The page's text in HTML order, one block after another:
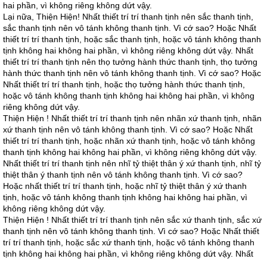
hai phần, vì không riêng không dứt vậy.
Lại nữa, Thiện Hiện! Nhất thiết trí trí thanh tịnh nên sắc thanh tịnh,
sắc thanh tịnh nên vô tánh không thanh tịnh. Vì cớ sao? Hoặc Nhất
thiết trí trí thanh tịnh, hoặc sắc thanh tịnh, hoặc vô tánh không thanh
tịnh không hai không hai phần, vì không riêng không dứt vậy. Nhất
thiết trí trí thanh tịnh nên thọ tưởng hành thức thanh tịnh, thọ tưởng
hành thức thanh tịnh nên vô tánh không thanh tịnh. Vì cớ sao? Hoặc
Nhất thiết trí trí thanh tịnh, hoặc thọ tưởng hành thức thanh tịnh,
hoặc vô tánh không thanh tịnh không hai không hai phần, vì không
riêng không dứt vậy.
Thiện Hiện ! Nhất thiết trí trí thanh tịnh nên nhãn xứ thanh tịnh, nhãn
xứ thanh tịnh nên vô tánh không thanh tịnh. Vì cớ sao? Hoặc Nhất
thiết trí trí thanh tịnh, hoặc nhãn xứ thanh tịnh, hoặc vô tánh không
thanh tịnh không hai không hai phần, vì không riêng không dứt vậy.
Nhất thiết trí trí thanh tịnh nên nhĩ tỷ thiệt thân ý xứ thanh tịnh, nhĩ tỷ
thiệt thân ý thanh tịnh nên vô tánh không thanh tịnh. Vì cớ sao?
Hoặc nhất thiết trí trí thanh tịnh, hoặc nhĩ tỷ thiệt thân ý xứ thanh
tịnh, hoặc vô tánh không thanh tịnh không hai không hai phần, vì
không riêng không dứt vậy.
Thiện Hiện ! Nhất thiết trí trí thanh tịnh nên sắc xứ thanh tịnh, sắc xứ
thanh tịnh nên vô tánh không thanh tịnh. Vì cớ sao? Hoặc Nhất thiết
trí trí thanh tịnh, hoặc sắc xứ thanh tịnh, hoặc vô tánh không thanh
tịnh không hai không hai phần, vì không riêng không dứt vậy. Nhất